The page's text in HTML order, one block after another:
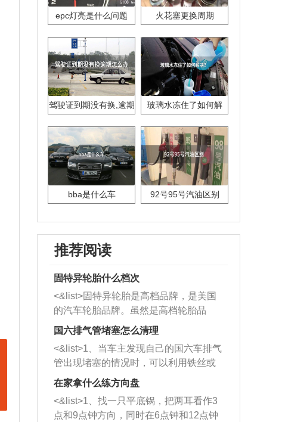
epc灯亮是什么问题 火花塞更换周期
驾驶证到期没有换,逾期
玻璃水冻住了如何解
bba是什么车 92号95号汽油区别
推荐阅读
固特异轮胎什么档次
<&list>固特异轮胎是高档品牌，是美国
的汽车轮胎品牌。虽然是高档轮胎品
牌，但是中高低端的轮胎都有生产，这
也是为了更好的开拓市场。
国六排气管堵塞怎么清理
<&list>1、当车主发现自己的国六车排气
管出现堵塞的情况时，可以利用铁丝或
者是细棍，直接将杂物给取出来，如果
堵塞情况比较严重，也可以采取应急措
施。 <&list>2、直接利用木棍将所有的
杂物推到排气管里面的位置处，然后将
在家拿什么练方向盘
<&list>1、找一只平底锅，把两耳看作3
点和9点钟方向，同时在6点钟和12点钟